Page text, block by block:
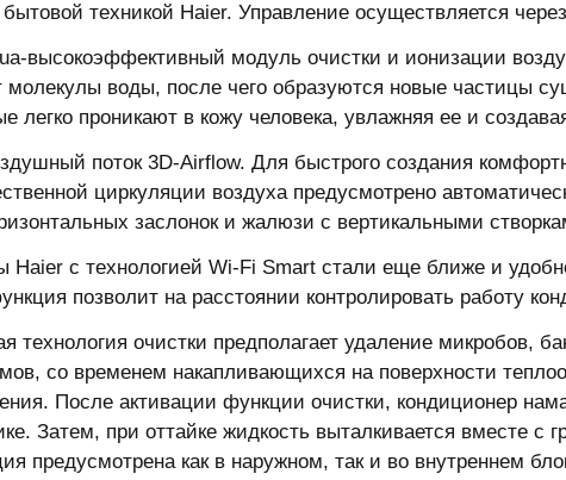
техникой Haier. Управление осуществляется
высокоэффективный модуль очистки и ионизации
молекулы воды, после чего образуются новые частицы
легко проникают в кожу человека, увлажняя ее и
поток 3D-Airflow. Для быстрого создания
циркуляции воздуха предусмотрено
заслонок и жалюзи с вертикальными
Haier с технологией Wi-Fi Smart стали еще ближе и
позволит на расстоянии контролировать работу
технология очистки предполагает удаление микробов,
со временем накапливающихся на поверхности
После активации функции очистки, кондиционер
Затем, при оттайке жидкость выталкивается вместе с
предусмотрена как в наружном, так и во внутреннем